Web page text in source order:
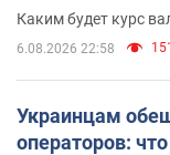
Каким будет курс
6.08.2026 22:58
Украинцам
операторов: